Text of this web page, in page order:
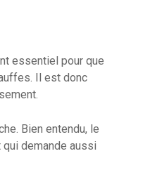
essentiel pour que
Il est donc
Bien entendu, le
demande aussi